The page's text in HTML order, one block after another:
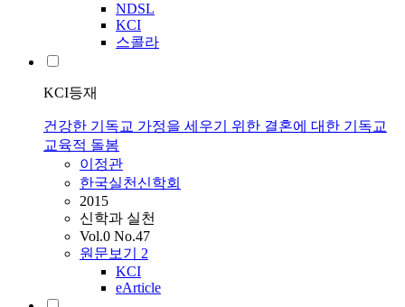
NDSL
KCI
스콜라
KCI등재
건강한 기독교 가정을 세우기 위한 결혼에 대한 기독교
교육적 돌봄
이정관
한국실천신학회
2015
신학과 실천
Vol.0 No.47
원문보기 2
KCI
eArticle